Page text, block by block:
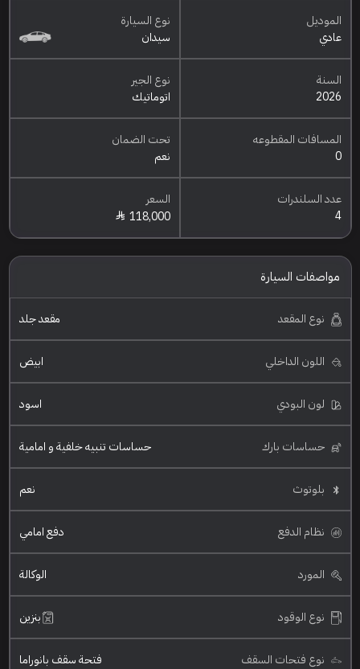
الموديل
عادي
نوع السيارة
سيدان
السنة
2026
نوع الجير
اتوماتيك
المسافات المقطوعه
0
تحت الضمان
نعم
عدد السلندرات
4
السعر
118,000
مواصفات السيارة
نوع المقعد مقعد جلد
اللون الداخلي ابيض
لون البودي اسود
حساسات بارك حساسات تنبيه خلفية و امامية
بلوتوث نعم
نظام الدفع دفع امامي
المورد الوكالة
نوع الوقود بنزين
نوع فتحات السقف فتحة سقف بانوراما